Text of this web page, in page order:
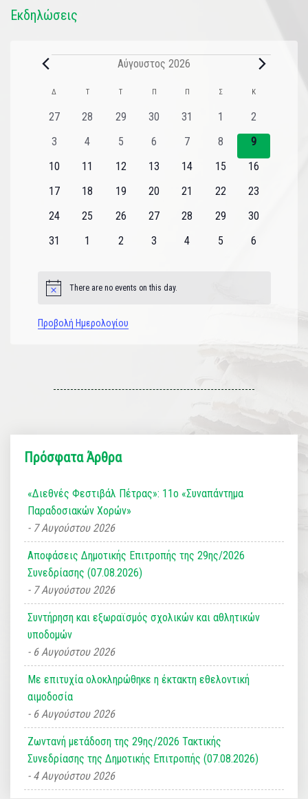
Εκδηλώσεις
Αύγουστος 2026
Ημερολόγιο
του
Εκδηλώσεις
Δ Τ Τ Π Π Σ Κ
0
27
0
28
0
29
0
30
0
31
0
εκδηλώσεις
1
0
εκδηλώσεις
2
0
3
0
4
0
5
0
6
0
εκδηλώσεις
7
0
εκδηλώσεις
8
0
εκδηλώσεις
9
0
10
0
11
0
12
0
13
0
14
0
15
0
16
0
17
0
18
0
19
0
20
0
21
0
22
0
23
0
24
0
25
0
26
0
27
0
28
0
29
0
30
0
31
0
1
0
2
0
3
0
4
0
5
0
6
Notice There are no events on this day.
Προβολή Ημερολογίου
Πρόσφατα Άρθρα
«Διεθνές Φεστιβάλ Πέτρας»: 11ο «Συναπάντημα
Παραδοσιακών Χορών»
7 Αυγούστου 2026
Αποφάσεις Δημοτικής Επιτροπής της 29ης/2026
Συνεδρίασης (07.08.2026)
7 Αυγούστου 2026
Συντήρηση και εξωραϊσμός σχολικών και αθλητικών
υποδομών
6 Αυγούστου 2026
Με επιτυχία ολοκληρώθηκε η έκτακτη εθελοντική
αιμοδοσία
6 Αυγούστου 2026
Ζωντανή μετάδοση της 29ης/2026 Τακτικής
Συνεδρίασης της Δημοτικής Επιτροπής (07.08.2026)
4 Αυγούστου 2026